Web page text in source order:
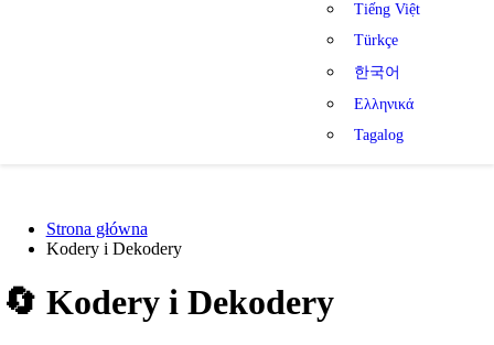
Tiếng Việt
Türkçe
한국어
Ελληνικά
Tagalog
Strona główna
Kodery i Dekodery
🔄 Kodery i Dekodery